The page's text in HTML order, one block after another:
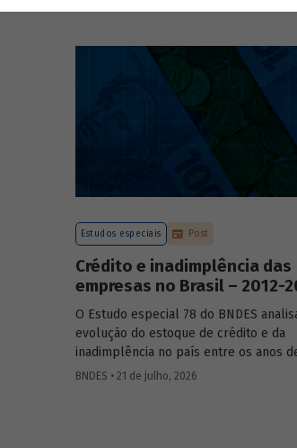
Estudos especiais Post
Crédito e inadimplência das
empresas no Brasil – 2012-
O Estudo especial 78 do BNDES
evolução do estoque de crédito e da
inadimplência no país entre os anos
2012 e 2025, explorando dois recortes
BNDES • 21 de julho, 2026